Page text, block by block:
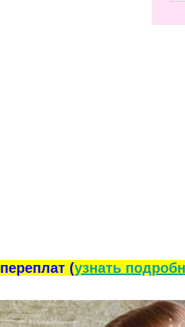
(узнать